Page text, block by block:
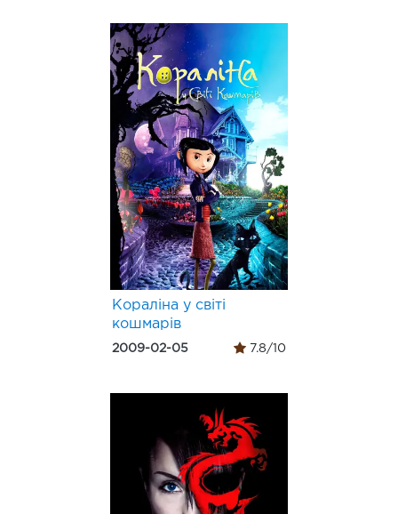
Кораліна у світі
кошмарів
2009-02-05 7.8/10